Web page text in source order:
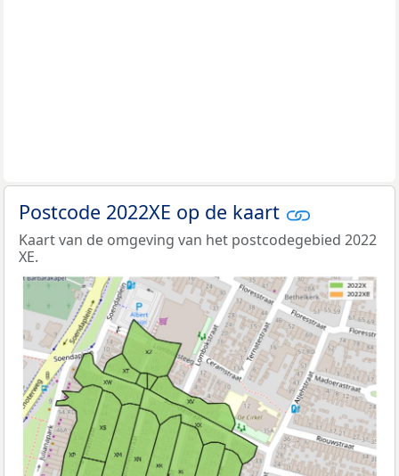
Postcode 2022XE op de kaart
Kaart van de omgeving van het postcodegebied 2022
XE.